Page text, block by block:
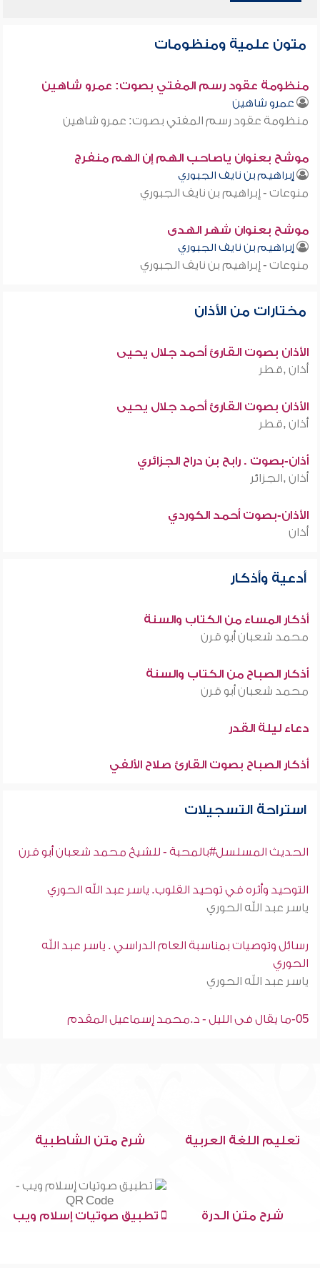
متون علمية ومنظومات
منظومة عقود رسم المفتي بصوت: عمرو شاهين
عمرو شاهين
منظومة عقود رسم المفتي بصوت: عمرو شاهين
موشح بعنوان ياصاحب الهم إن الهم منفرج
إبراهيم بن نايف الجبوري
منوعات - إبراهيم بن نايف الجبوري
موشح بعنوان شهر الهدى
إبراهيم بن نايف الجبوري
منوعات - إبراهيم بن نايف الجبوري
مختارات من الأذان
الأذان بصوت القارئ أحمد جلال يحيى
أذان ,قطر
الأذان بصوت القارئ أحمد جلال يحيى
أذان ,قطر
أذان-بصوت . رابح بن دراح الجزائري
أذان ,الجزائر
الأذان-بصوت أحمد الكوردي
أذان
أدعية وأذكار
أذكار المساء من الكتاب والسنة
محمد شعبان أبو قرن
أذكار الصباح من الكتاب والسنة
محمد شعبان أبو قرن
دعاء ليلة القدر
أذكار الصباح بصوت القارئ صلاح الألفي
استراحة التسجيلات
الحديث المسلسل#بالمحبة - للشيخ محمد شعبان أبو قرن
التوحيد وأثره في توحيد القلوب. ياسر عبد الله الحوري
ياسر عبد الله الحوري
رسائل وتوصيات بمناسبة العام الدراسي . ياسر عبد الله
الحوري
ياسر عبد الله الحوري
05-ما يقال فى الليل - د.محمد إسماعيل المقدم
تعليم اللغة العربية شرح متن الشاطبية
شرح متن الدرة تطبيق صوتيات إسلام ويب